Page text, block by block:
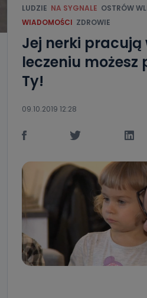
LUDZIE NA SYGNALE OSTRÓW
WIADOMOŚCI ZDROWIE
Jej nerki pracują
leczeniu możesz
Ty!
09.10.2019 12:28